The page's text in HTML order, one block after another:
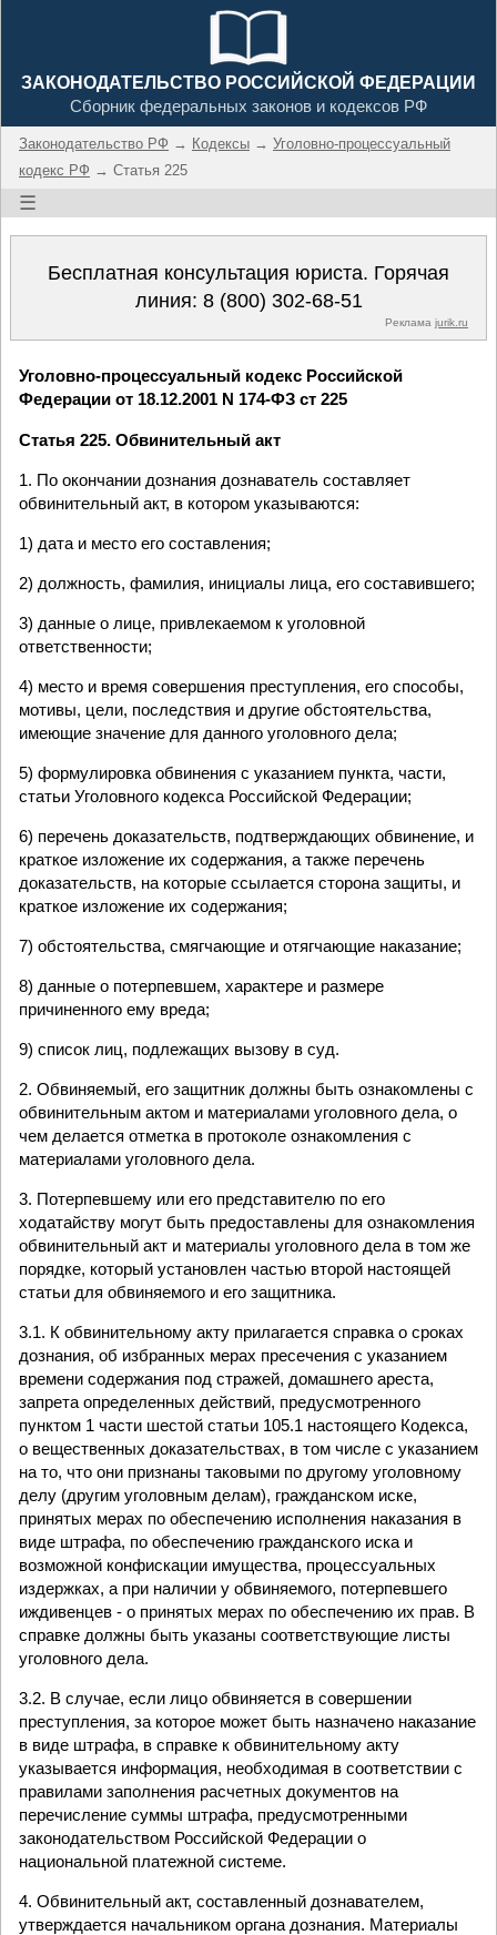
ЗАКОНОДАТЕЛЬСТВО РОССИЙСКОЙ ФЕДЕРАЦИИ
Сборник федеральных законов и кодексов РФ
Законодательство РФ → Кодексы → Уголовно-процессуальный
кодекс РФ → Статья 225
☰
Бесплатная консультация юриста. Горячая
линия: 8 (800) 302-68-51
Реклама jurik.ru
Уголовно-процессуальный кодекс Российской
Федерации от 18.12.2001 N 174-ФЗ ст 225
Статья 225. Обвинительный акт
1. По окончании дознания дознаватель составляет
обвинительный акт, в котором указываются:
1) дата и место его составления;
2) должность, фамилия, инициалы лица, его составившего;
3) данные о лице, привлекаемом к уголовной
ответственности;
4) место и время совершения преступления, его способы,
мотивы, цели, последствия и другие обстоятельства,
имеющие значение для данного уголовного дела;
5) формулировка обвинения с указанием пункта, части,
статьи Уголовного кодекса Российской Федерации;
6) перечень доказательств, подтверждающих обвинение, и
краткое изложение их содержания, а также перечень
доказательств, на которые ссылается сторона защиты, и
краткое изложение их содержания;
7) обстоятельства, смягчающие и отягчающие наказание;
8) данные о потерпевшем, характере и размере
причиненного ему вреда;
9) список лиц, подлежащих вызову в суд.
2. Обвиняемый, его защитник должны быть ознакомлены с
обвинительным актом и материалами уголовного дела, о
чем делается отметка в протоколе ознакомления с
материалами уголовного дела.
3. Потерпевшему или его представителю по его
ходатайству могут быть предоставлены для ознакомления
обвинительный акт и материалы уголовного дела в том же
порядке, который установлен частью второй настоящей
статьи для обвиняемого и его защитника.
3.1. К обвинительному акту прилагается справка о сроках
дознания, об избранных мерах пресечения с указанием
времени содержания под стражей, домашнего ареста,
запрета определенных действий, предусмотренного
пунктом 1 части шестой статьи 105.1 настоящего Кодекса,
о вещественных доказательствах, в том числе с указанием
на то, что они признаны таковыми по другому уголовному
делу (другим уголовным делам), гражданском иске,
принятых мерах по обеспечению исполнения наказания в
виде штрафа, по обеспечению гражданского иска и
возможной конфискации имущества, процессуальных
издержках, а при наличии у обвиняемого, потерпевшего
иждивенцев - о принятых мерах по обеспечению их прав. В
справке должны быть указаны соответствующие листы
уголовного дела.
3.2. В случае, если лицо обвиняется в совершении
преступления, за которое может быть назначено наказание
в виде штрафа, в справке к обвинительному акту
указывается информация, необходимая в соответствии с
правилами заполнения расчетных документов на
перечисление суммы штрафа, предусмотренными
законодательством Российской Федерации о
национальной платежной системе.
4. Обвинительный акт, составленный дознавателем,
утверждается начальником органа дознания. Материалы